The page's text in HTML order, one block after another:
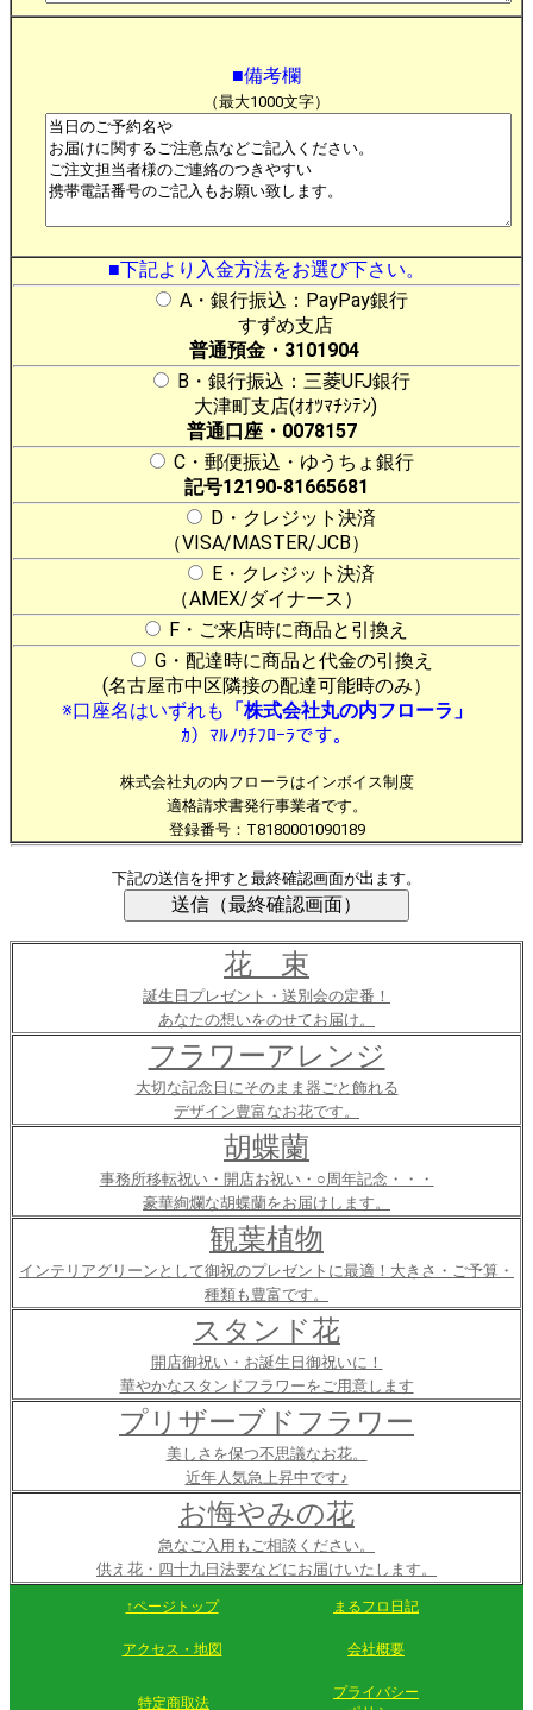
■備考欄
（最大1000文字）
■下記より入金方法をお選び下さい。
A・銀行振込：PayPay銀行
すずめ支店
普通預金・3101904
B・銀行振込：三菱UFJ銀行
大津町支店(ｵｵﾂﾏﾁｼﾃﾝ)
普通口座・0078157
C・郵便振込・ゆうちょ銀行
記号12190-81665681
D・クレジット決済
（VISA/MASTER/JCB）
E・クレジット決済
（AMEX/ダイナース）
F・ご来店時に商品と引換え
G・配達時に商品と代金の引換え
(名古屋市中区隣接の配達可能時のみ）
※口座名はいずれも 「株式会社丸の内フローラ」
ｶ）ﾏﾙﾉｳﾁﾌﾛｰﾗです。
株式会社丸の内フローラはインボイス制度
適格請求書発行事業者です。
登録番号：T8180001090189
下記の送信を押すと最終確認画面が出ます。
花 束
誕生日プレゼント・送別会の定番！
あなたの想いをのせてお届け。
フラワーアレンジ
大切な記念日にそのまま器ごと飾れる
デザイン豊富なお花です。
胡蝶蘭
事務所移転祝い・開店お祝い・○周年記念・・・
豪華絢爛な胡蝶蘭をお届けします。
観葉植物
インテリアグリーンとして御祝のプレゼントに最適！大きさ・ご予算・
種類も豊富です。
スタンド花
開店御祝い・お誕生日御祝いに！
華やかなスタンドフラワーをご用意します
プリザーブドフラワー
美しさを保つ不思議なお花。
近年人気急上昇中です♪
お悔やみの花
急なご入用もご相談ください。
供え花・四十九日法要などにお届けいたします。
↑ページトップ まるフロ日記
アクセス・地図 会社概要
特定商取法
プライバシー